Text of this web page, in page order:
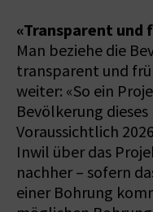
«Transparent
Man beziehe die
transparent und
weiter: «So ein
Bevölkerung
Voraussichtlich
Inwil über das
nachher – sofern
einer Bohrung